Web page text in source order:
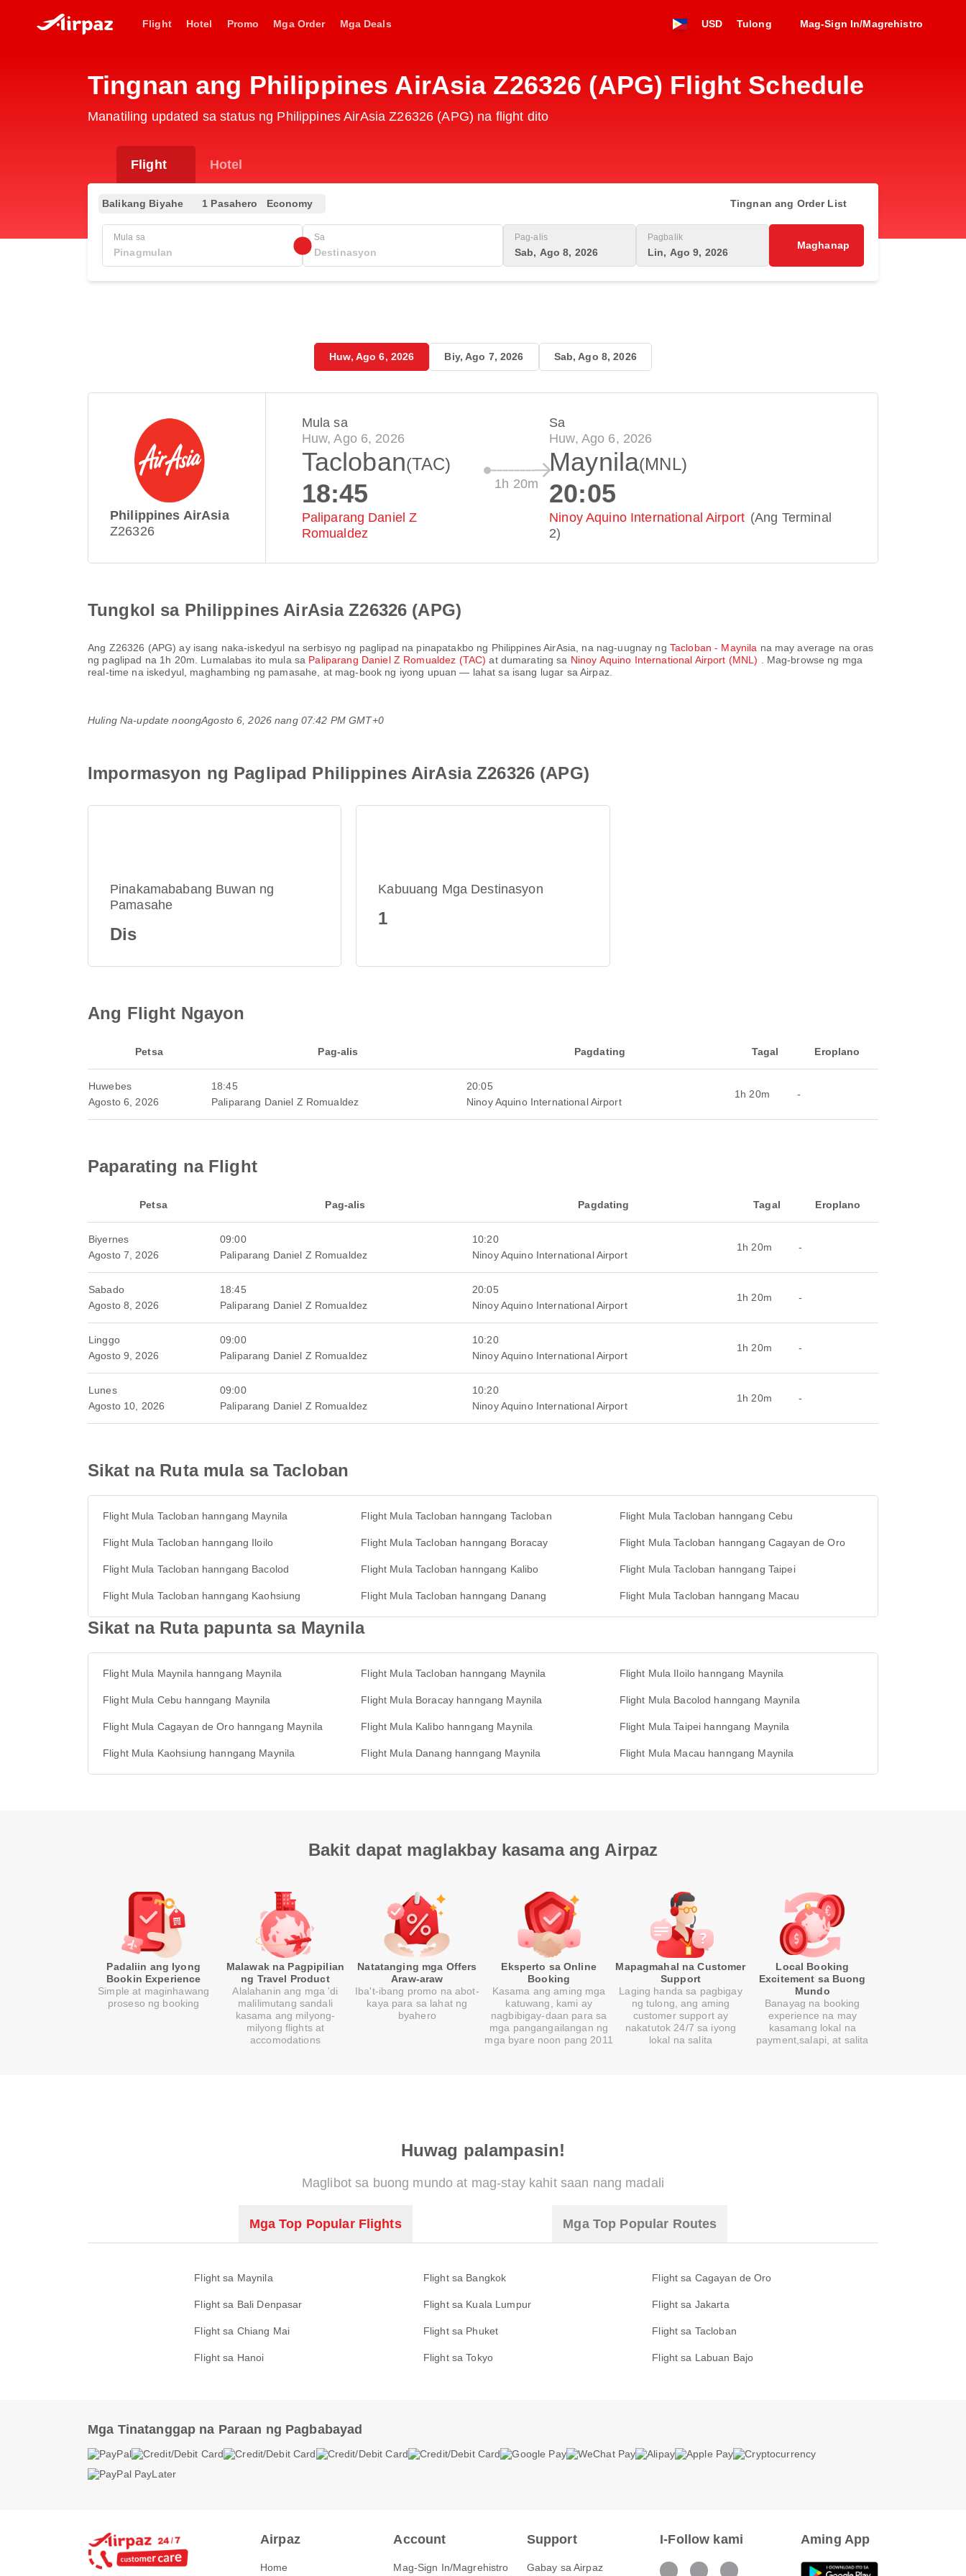
Flight Hotel Promo Mga Order Mga Deals USD Tulong Mag-Sign In/Magrehistro
Tingnan ang Philippines AirAsia Z26326 (APG) Flight Schedule
Manatiling updated sa status ng Philippines AirAsia Z26326 (APG) na flight dito
Flight Hotel
Balikang Biyahe 1 Pasahero Economy Tingnan ang Order List
Mula sa Sa Pag-alis
Sab, Ago 8, 2026
Pagbalik
Lin, Ago 9, 2026
Maghanap
Huw, Ago 6, 2026 Biy, Ago 7, 2026 Sab, Ago 8, 2026
Philippines AirAsia
Z26326
Mula sa
Huw, Ago 6, 2026
Tacloban(TAC)
18:45
Paliparang Daniel Z
Romualdez
1h 20m
Sa
Huw, Ago 6, 2026
Maynila(MNL)
20:05
Ninoy Aquino International Airport (Ang Terminal
2)
Tungkol sa Philippines AirAsia Z26326 (APG)
Ang Z26326 (APG) ay isang naka-iskedyul na serbisyo ng paglipad na pinapatakbo ng Philippines AirAsia , na nag-uugnay ng Tacloban - Maynila na may average na oras
ng paglipad na 1h 20m . Lumalabas ito mula sa Paliparang Daniel Z Romualdez (TAC)at dumarating sa Ninoy Aquino International Airport (MNL)
. Mag-browse ng mga
real-time na iskedyul, maghambing ng pamasahe, at mag-book ng iyong upuan — lahat sa isang lugar sa Airpaz.
Huling Na-update noongAgosto 6, 2026 nang 07:42 PM GMT+0
Impormasyon ng Paglipad Philippines AirAsia Z26326 (APG)
Pinakamababang Buwan ng
Pamasahe
Dis
Kabuuang Mga Destinasyon
1
Ang Flight Ngayon
Petsa Pag-alis Pagdating Tagal Eroplano
Huwebes
Agosto 6, 2026
18:45
Paliparang Daniel Z Romualdez
20:05
Ninoy Aquino International Airport
1h 20m -
Paparating na Flight
Petsa Pag-alis Pagdating Tagal Eroplano
Biyernes
Agosto 7, 2026
09:00
Paliparang Daniel Z Romualdez
10:20
Ninoy Aquino International Airport
1h 20m -
Sabado
Agosto 8, 2026
18:45
Paliparang Daniel Z Romualdez
20:05
Ninoy Aquino International Airport
1h 20m -
Linggo
Agosto 9, 2026
09:00
Paliparang Daniel Z Romualdez
10:20
Ninoy Aquino International Airport
1h 20m -
Lunes
Agosto 10, 2026
09:00
Paliparang Daniel Z Romualdez
10:20
Ninoy Aquino International Airport
1h 20m -
Sikat na Ruta mula sa Tacloban
Flight Mula Tacloban hanngang Maynila Flight Mula Tacloban hanngang Tacloban Flight Mula Tacloban hanngang Cebu
Flight Mula Tacloban hanngang Iloilo Flight Mula Tacloban hanngang Boracay Flight Mula Tacloban hanngang Cagayan de Oro
Flight Mula Tacloban hanngang Bacolod Flight Mula Tacloban hanngang Kalibo Flight Mula Tacloban hanngang Taipei
Flight Mula Tacloban hanngang Kaohsiung Flight Mula Tacloban hanngang Danang Flight Mula Tacloban hanngang Macau
Sikat na Ruta papunta sa Maynila
Flight Mula Maynila hanngang Maynila Flight Mula Tacloban hanngang Maynila Flight Mula Iloilo hanngang Maynila
Flight Mula Cebu hanngang Maynila Flight Mula Boracay hanngang Maynila Flight Mula Bacolod hanngang Maynila
Flight Mula Cagayan de Oro hanngang Maynila Flight Mula Kalibo hanngang Maynila Flight Mula Taipei hanngang Maynila
Flight Mula Kaohsiung hanngang Maynila Flight Mula Danang hanngang Maynila Flight Mula Macau hanngang Maynila
Bakit dapat maglakbay kasama ang Airpaz
Padaliin ang Iyong
Bookin Experience
Simple at maginhawang
proseso ng booking
Malawak na Pagpipilian
ng Travel Product
Alalahanin ang mga 'di
malilimutang sandali
kasama ang milyong-
milyong flights at
accomodations
Natatanging mga Offers
Araw-araw
Iba't-ibang promo na abot-
kaya para sa lahat ng
byahero
Eksperto sa Online
Booking
Kasama ang aming mga
katuwang, kami ay
nagbibigay-daan para sa
mga pangangailangan ng
mga byare noon pang 2011
Mapagmahal na Customer
Support
Laging handa sa pagbigay
ng tulong, ang aming
customer support ay
nakatutok 24/7 sa iyong
lokal na salita
Local Booking
Excitement sa Buong
Mundo
Banayag na booking
experience na may
kasamang lokal na
payment,salapi, at salita
Huwag palampasin!
Maglibot sa buong mundo at mag-stay kahit saan nang madali
Mga Top Popular Flights Mga Top Popular Routes
Flight sa Maynila Flight sa Bangkok Flight sa Cagayan de Oro
Flight sa Bali Denpasar Flight sa Kuala Lumpur Flight sa Jakarta
Flight sa Chiang Mai Flight sa Phuket Flight sa Tacloban
Flight sa Hanoi Flight sa Tokyo Flight sa Labuan Bajo
Mga Tinatanggap na Paraan ng Pagbabayad
Airpaz
Home
Account
Mag-Sign In/Magrehistro
Support
Gabay sa Airpaz
I-Follow kami Aming App